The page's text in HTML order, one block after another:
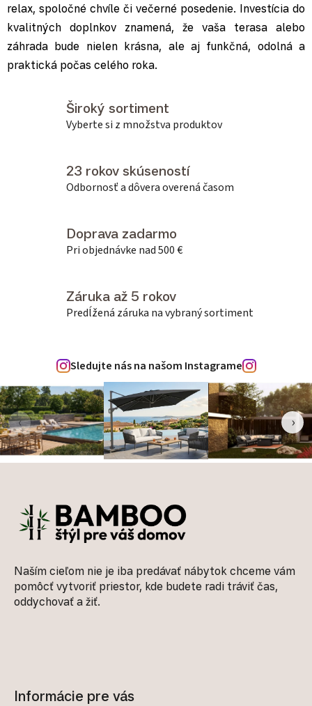
relax, spoločné chvíle či večerné posedenie. Investícia do
kvalitných doplnkov znamená, že vaša terasa alebo
záhrada bude nielen krásna, ale aj funkčná, odolná a
praktická počas celého roka.
Široký sortiment
Vyberte si z množstva produktov
23 rokov skúseností
Odbornosť a dôvera overená časom
Doprava zadarmo
Pri objednávke nad 500 €
Záruka až 5 rokov
Predĺžená záruka na vybraný sortiment
Sledujte nás na našom Instagrame
‹ ›
Naším cieľom nie je iba predávať nábytok chceme vám
pomôcť vytvoriť priestor, kde budete radi tráviť čas,
oddychovať a žiť.
Informácie pre vás